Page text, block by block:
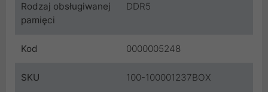
Rodzaj obsługiwanej
pamięci
DDR5
Kod 0000005248
SKU 100-100001237BOX